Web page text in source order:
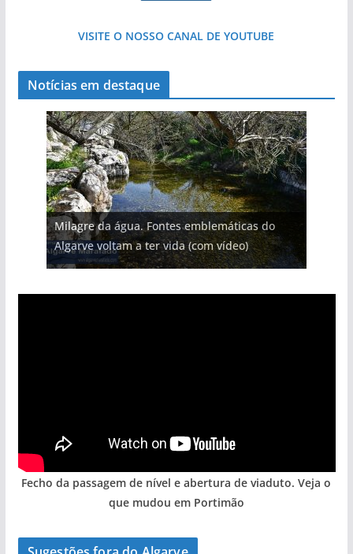
VISITE O NOSSO CANAL DE YOUTUBE
Notícias em destaque
Milagre da água. Fontes emblemáticas do
Algarve voltam a ter vida (com vídeo)
Projeto milionário: investimento de 108
milhões de euros na construção de dois
hotéis (com vídeo)
Foto do dia: uma cidade algarvia que cresceu
entre redes e fábricas
Tapas do mar a 3 euros cada. Nova rota
gastronómica nasce no Algarve
Tempestades roubam areia de praias e põem
arribas em risco no Algarve (com vídeo)
Fecho da passagem de nível e abertura de viaduto. Veja o
que mudou em Portimão